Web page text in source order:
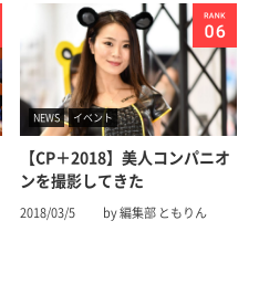
NEWS イベント
【CP＋2018】美人コンパニオ
ンを撮影してきた
2018/03/5 by 編集部 ともりん